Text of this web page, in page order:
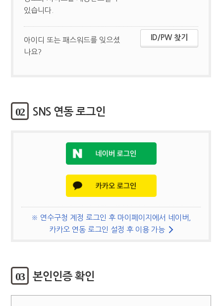
있습니다.
아이디 또는 패스워드를 잊으셨
나요?
ID/PW 찾기
02 SNS 연동 로그인
※ 연수구청 계정 로그인 후 마이페이지에서 네이버,
카카오 연동 로그인 설정 후 이용 가능
03 본인인증 확인